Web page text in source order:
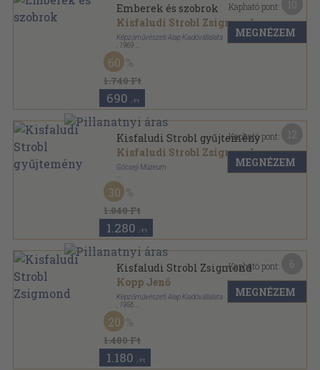
Emberek és szobrok
Kisfaludi Strobl Zsigmond
Képzőművészeti Alap Kiadóvállalata
1969
Vászon
1.740 Ft
60
690 ,-Ft
Kapható pont:
MEGNÉZEM
Kisfaludi Strobl gyűjtemény
Kisfaludi Strobl Zsigmond
Göcseji Múzeum
Tűzött kötés
1.840 Ft
30
1.280 ,-Ft
Kapható pont:
MEGNÉZEM
Kisfaludi Strobl Zsigmond
Kopp Jenő
Képzőművészeti Alap Kiadóvállalata
1956
Könyvkötői kötés
Új Magyar Művészet sorozat
1.480 Ft
20
1.180 ,-Ft
Kapható pont:
MEGNÉZEM